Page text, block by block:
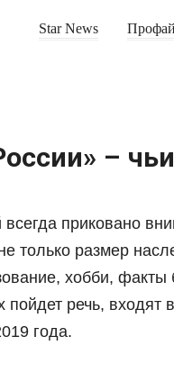
Star News
–
приковано
только размер
хобби, факты
речь, входят
года.